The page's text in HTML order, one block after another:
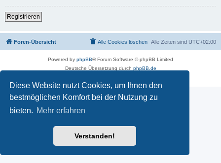
Diese Website nutzt Cookies, um Ihnen den
bestmöglichen Komfort bei der Nutzung zu
bieten. Mehr erfahren
Verstanden!
Registrieren
Foren-Übersicht Alle Zeiten sind UTC+02:00
Alle Cookies löschen
Powered by phpBB® Forum Software © phpBB Limited
Deutsche Übersetzung durch phpBB.de